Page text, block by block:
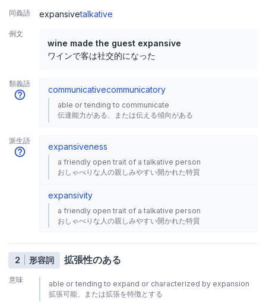
同義語 expansivetalkative
例文
wine made the guest expansive
ワインで客は社交的になった
類義語
communicativecommunicatory
able or tending to communicate
伝達能力がある、または伝える傾向がある
派生語
expansiveness
a friendly open trait of a talkative person
おしゃべりな人の親しみやすい開かれた特質
expansivity
a friendly open trait of a talkative person
おしゃべりな人の親しみやすい開かれた特質
2 形容詞 拡張性のある
意味
able or tending to expand or characterized by expansion
拡張可能、または拡張を特徴とする